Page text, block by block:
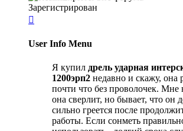
Зарегистрирован

User Info Menu
Я купил дрель ударная
1200эрп2 недавно и скажу, она
почти что без проволочек. Мне
она сверлит, но бывает, что он
сильно греется после
работы. Если сонметь